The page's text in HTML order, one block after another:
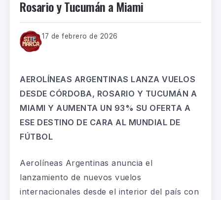
Rosario y Tucumán a Miami
17 de febrero de 2026
AEROLÍNEAS ARGENTINAS LANZA VUELOS
DESDE CÓRDOBA, ROSARIO Y TUCUMÁN A
MIAMI Y AUMENTA UN 93% SU OFERTA A
ESE DESTINO DE CARA AL MUNDIAL DE
FÚTBOL
Aerolíneas Argentinas anuncia el
lanzamiento de nuevos vuelos
internacionales desde el interior del país con